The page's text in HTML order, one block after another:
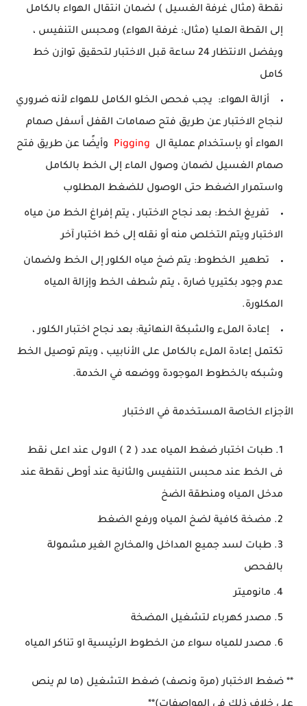
نقطة (مثال غرفة الغسيل ) لضمان انتقال الهواء بالكامل
إلى القطة العليا (مثال: غرفة الهواء) ومحبس التنفيس ،
ويفضل الانتظار 24 ساعة قبل الاختبار لتحقيق توازن خط
كامل
أزالة الهواء: يجب فحص الخلو الكامل للهواء لأنه ضروري
لنجاح الاختبار عن طريق فتح صمامات القفل أسفل صمام
الهواء أو بإستخدام عملية ال Pigging وأيضًا عن طريق فتح
صمام الغسيل لضمان وصول الماء إلى الخط بالكامل
واستمرار الضغط حتى الوصول للضغط المطلوب
تفريغ الخط: بعد نجاح الاختبار ، يتم إفراغ الخط من مياه
الاختبار ويتم التخلص منه أو نقله إلى خط اختبار آخر
تطهير الخطوط: يتم ضخ مياه الكلور إلى الخط ولضمان
عدم وجود بكتيريا ضارة ، يتم شطف الخط وإزالة المياه
المكلورة.
إعادة الملء والشبكة النهائية: بعد نجاح اختبار الكلور ،
تكتمل إعادة الملء بالكامل على الأنابيب ، ويتم توصيل الخط
وشبكه بالخطوط الموجودة ووضعه في الخدمة.
الأجزاء الخاصة المستخدمة في الاختبار
طبات اختبار ضغط المياه عدد ( 2 ) الاولى عند اعلى نقط
فى الخط عند محبس التنفيس والثانية عند أوطى نقطة عند
مدخل المياه ومنطقة الضخ
مضخة كافية لضخ المياه ورفع الضغط
طبات لسد جميع المداخل والمخارج الغير مشمولة
بالفحص
مانوميتر
مصدر كهرباء لتشغيل المضخة
مصدر للمياه سواء من الخطوط الرئيسية او تناكر المياه
** ضغط الاختبار (مرة ونصف) ضغط التشغيل (ما لم ينص